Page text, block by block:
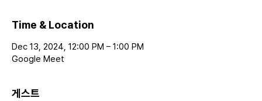
Time & Location
Dec 13, 2024, 12:00 PM – 1:00 PM
Google Meet
게스트